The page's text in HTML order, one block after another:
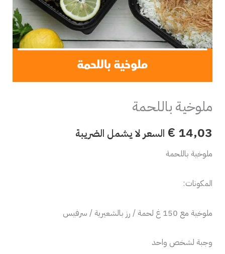
ملوخية باللحمة
€ 14,03 السعر لا يشمل الضريبة
ملوخية باللحمة
المكونات:
ملوخية مع 150 غ لحمة / رز بالشعيرية / سرفيس
وجبة لشخص واحد